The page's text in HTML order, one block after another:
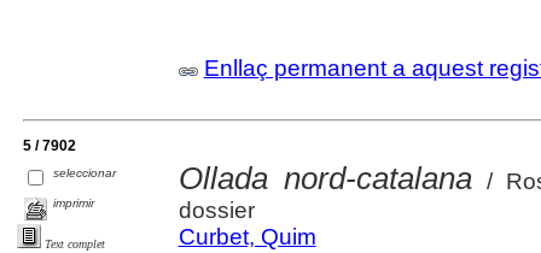
Enllaç permanent a aquest
5 / 7902
seleccionar
imprimir
Text complet
Ollada nord-catalana /
dossier
Curbet, Quim